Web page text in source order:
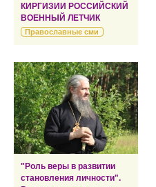
КИРГИЗИИ РОССИЙСКИЙ
ВОЕННЫЙ ЛЕТЧИК
Православные сми
"Роль веры в развитии
становления личности".